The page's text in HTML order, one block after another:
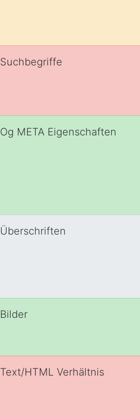
Suchbegriffe
Og META Eigenschaften
Überschriften
Bilder
Text/HTML Verhältnis